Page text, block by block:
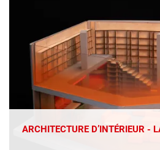
ARCHITECTURE D’INTÉRIEUR -